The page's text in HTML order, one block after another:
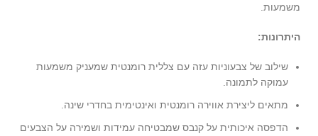
משמעות.
היתרונות:
שילוב של צבעוניות עזה עם צללית רומנטית שמעניק משמעות
עמוקה לתמונה.
מתאים ליצירת אווירה רומנטית ואינטימית בחדרי שינה.
הדפסה איכותית על קנבס שמבטיחה עמידות ושמירה על הצבעים